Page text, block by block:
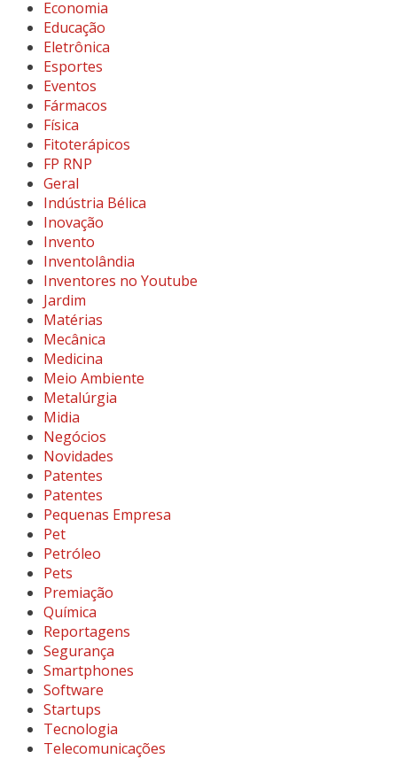
Economia
Educação
Eletrônica
Esportes
Eventos
Fármacos
Física
Fitoterápicos
FP RNP
Geral
Indústria Bélica
Inovação
Invento
Inventolândia
Inventores no Youtube
Jardim
Matérias
Mecânica
Medicina
Meio Ambiente
Metalúrgia
Midia
Negócios
Novidades
Patentes
Patentes
Pequenas Empresa
Pet
Petróleo
Pets
Premiação
Química
Reportagens
Segurança
Smartphones
Software
Startups
Tecnologia
Telecomunicações